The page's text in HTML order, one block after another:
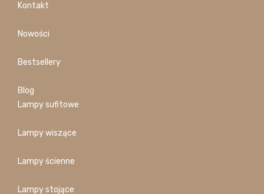
Kontakt
Nowości
Bestsellery
Blog
Lampy sufitowe
Lampy wiszące
Lampy ścienne
Lampy stojące